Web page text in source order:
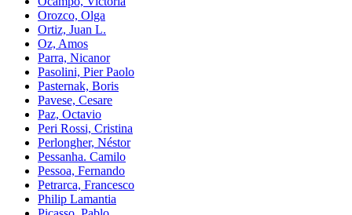
Orozco, Olga
Ortiz, Juan L.
Oz, Amos
Parra, Nicanor
Pasolini, Pier Paolo
Pasternak, Boris
Pavese, Cesare
Paz, Octavio
Peri Rossi, Cristina
Perlongher, Néstor
Pessanha. Camilo
Pessoa, Fernando
Petrarca, Francesco
Philip Lamantia